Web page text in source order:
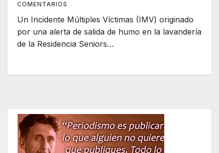
COMENTARIOS
Un Incidente Múltiples Víctimas (IMV) originado
por una alerta de salida de humo en la lavandería
de la Residencia Seniors…